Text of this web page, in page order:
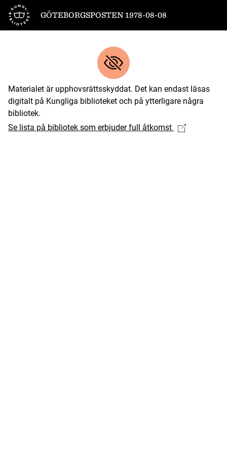
Till startsidan
GÖTEBORGSPOSTEN 1978-08-08
Materialet är upphovsrättsskyddat. Det kan endast läsas
digitalt på Kungliga biblioteket och på ytterligare några
bibliotek.
Se lista på bibliotek som erbjuder full åtkomst